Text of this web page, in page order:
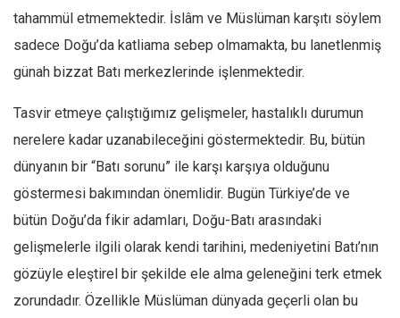
tahammül etmemektedir. İslâm ve Müslüman karşıtı söylem
sadece Doğu’da katliama sebep olmamakta, bu lanetlenmiş
günah bizzat Batı merkezlerinde işlenmektedir.
Tasvir etmeye çalıştığımız gelişmeler, hastalıklı durumun
nerelere kadar uzanabileceğini göstermektedir. Bu, bütün
dünyanın bir “Batı sorunu” ile karşı karşıya olduğunu
göstermesi bakımından önemlidir. Bugün Türkiye’de ve
bütün Doğu’da fikir adamları, Doğu-Batı arasındaki
gelişmelerle ilgili olarak kendi tarihini, medeniyetini Batı’nın
gözüyle eleştirel bir şekilde ele alma geleneğini terk etmek
zorundadır. Özellikle Müslüman dünyada geçerli olan bu